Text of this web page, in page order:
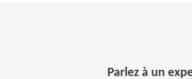
Parlez à un